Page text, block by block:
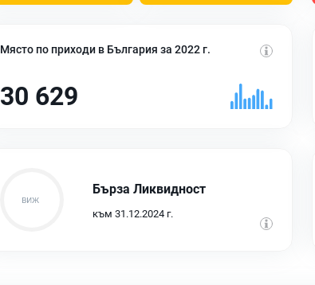
Място по приходи в България за 2022 г.
30 629
Бърза Ликвидност
към 31.12.2024 г.